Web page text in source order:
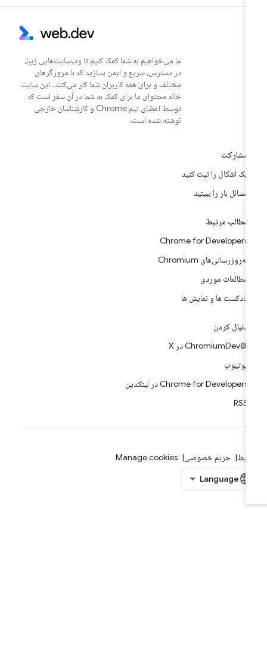
ما می‌خواهیم به شما کمک کنیم تا وب‌سایت‌هایی زیبا،
در دسترس، سریع و ایمن بسازید که با مرورگرهای
مختلف و برای همه کاربران شما کار می‌کنند. این سایت
خانه محتوای ما برای کمک به شما در آن سفر است که
توسط اعضای تیم Chrome و کارشناسان خارجی
نوشته شده است.
مشارکت
یک اشکال را ثبت کنید
مسائل باز را ببینید
مطالب مرتبط
Chrome for Developers
به‌روزرسانی‌های Chromium
مطالعات موردی
پادکست ها و نمایش ها
دنبال کردن
یوتیوب
Chrome for Developers در لینکدین
حریم خصوصی Manage cookies